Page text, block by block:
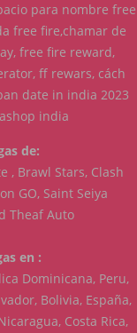
para nombre free
free fire,chamar de
free fire reward,
ff rewars, cách
date in india 2023
india
de:
, Brawl Stars, Clash
GO, Saint Seiya
Theaf Auto
en :
Dominicana, Peru,
Bolivia, España,
Costa Rica,